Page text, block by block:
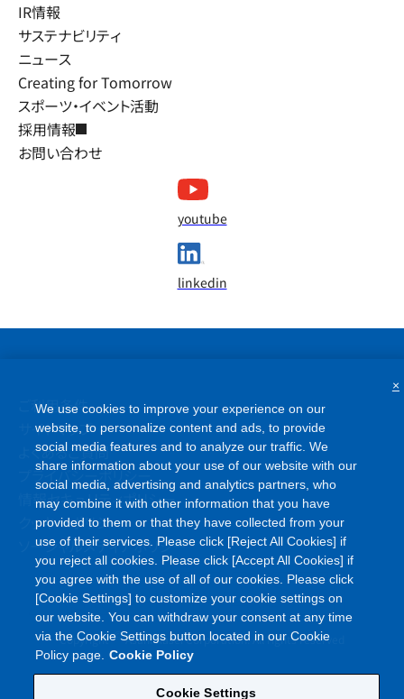
IR情報
サステナビリティ
ニュース
Creating for Tomorrow
スポーツ・イベント活動
採用情報
お問い合わせ
youtube
linkedin
ご利用条件
サイトマップ
よくあるご質問
プライバシーポリシー
情報セキュリティポリシー
クッキーポリシー
ソーシャルメディアポリシー
Copyright©Asahi Kasei Corporation. All rights reserved
We use cookies to improve your experience on our
website, to personalize content and ads, to provide
social media features and to analyze our traffic. We
share information about your use of our website with our
social media, advertising and analytics partners, who
may combine it with other information that you have
provided to them or that they have collected from your
use of their services. Please click [Reject All Cookies] if
you reject all cookies. Please click [Accept All Cookies] if
you agree with the use of all of our cookies. Please click
[Cookie Settings] to customize your cookie settings on
our website. You can withdraw your consent at any time
via the Cookie Settings button located in our Cookie
Policy page. Cookie Policy
Cookie Settings
×